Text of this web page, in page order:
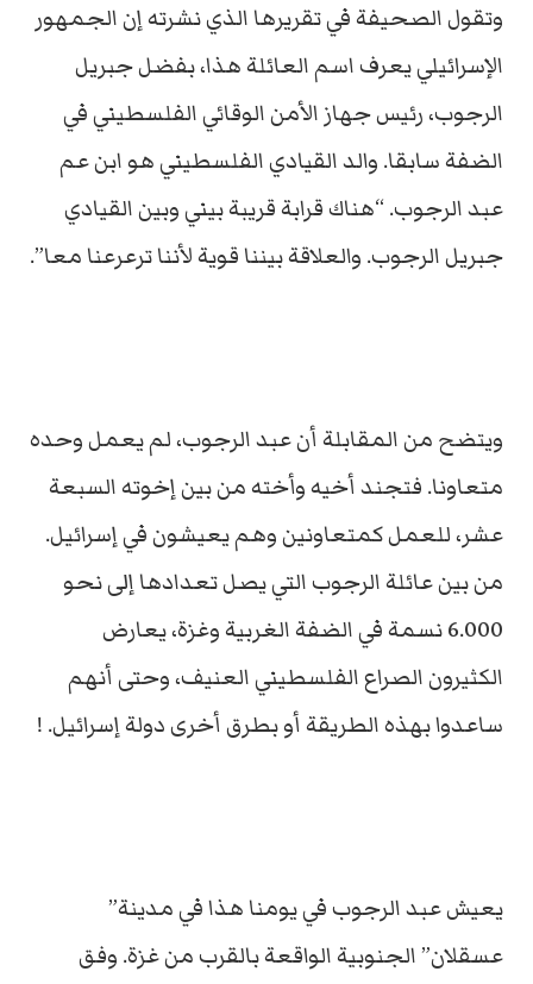
وتقول الصحيفة في تقريرها الذي نشرته إن الجمهور
الإسرائيلي يعرف اسم العائلة هذا، بفضل جبريل
الرجوب، رئيس جهاز الأمن الوقائي الفلسطيني في
الضفة سابقا. والد القيادي الفلسطيني هو ابن عم
عبد الرجوب. “هناك قرابة قريبة بيني وبين القيادي
جبريل الرجوب. والعلاقة بيننا قوية لأننا ترعرعنا معا”.
ويتضح من المقابلة أن عبد الرجوب، لم يعمل وحده
متعاونا. فتجند أخيه وأخته من بين إخوته السبعة
عشر، للعمل كمتعاونين وهم يعيشون في إسرائيل.
من بين عائلة الرجوب التي يصل تعدادها إلى نحو
6.000 نسمة في الضفة الغربية وغزة، يعارض
الكثيرون الصراع الفلسطيني العنيف، وحتى أنهم
ساعدوا بهذه الطريقة أو بطرق أخرى دولة إسرائيل. !
يعيش عبد الرجوب في يومنا هذا في مدينة”
عسقلان” الجنوبية الواقعة بالقرب من غزة. وفق